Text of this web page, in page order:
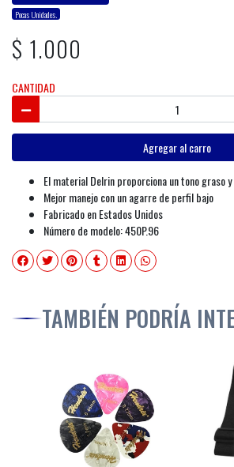
Pocas Unidades.
$ 1.000
CANTIDAD
Agregar al carro
El material Delrin proporciona un tono graso
Mejor manejo con un agarre de perfil bajo
Fabricado en Estados Unidos
Número de modelo: 450P.96
TAMBIÉN PODRÍA